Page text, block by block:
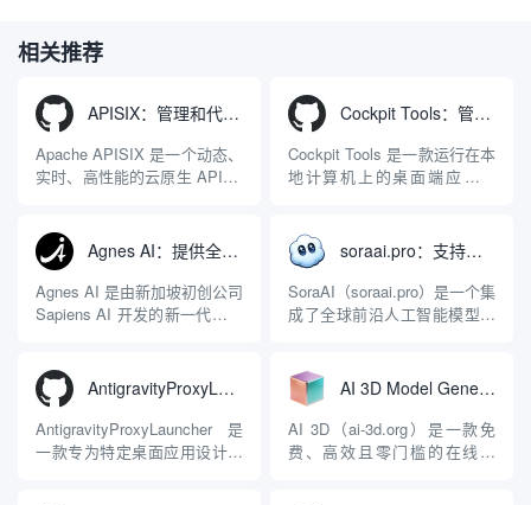
相关推荐
APISIX：管理和代理API及大模型流量的高性能网关
Apache APISIX 是一个动态、
实时、高性能的云原生 API 网
LuaJIT 构建，并在 2019 年作
为顶级开源项目捐赠给
Apache 软件基金会。APISIX
彻底摒...
Cockpit Tools：管理多个AI编程IDE账号与配置多开独立实例的本地桌面应用
Cockpit Tools 是一款运行在本
地计算机上的桌面端应用程
程助手的账号与运行环境而设
计。它目前支持包括
Antigravity IDE、Codex、
GitHub Copilo...
Agnes AI：提供全模态模型免费API、支持图文视频生成与复杂工程执行的智能体平台
Agnes AI 是由新加坡初创公司
Sapiens AI 开发的新一代多模
限制，提供集文本、图像、视
频生成于一体的“全模态”大模
型能力。平台的核心产品矩阵
包括主打自动化工作流的
soraai.pro：支持多模型文字转视频和图像生成的在线创作工具
SoraAI（soraai.pro）是一个集
成了全球前沿人工智能模型的
者、营销人员及广大用户提供
一站式、开箱即用的视觉内容
生成解决方案。网站的核心优
势在于其强大的多模型聚合能
AntigravityProxyLauncher：免TUN全局代理使用Antigravity IDE
AntigravityProxyLauncher 是
一款专为特定桌面应用设计的
AI 3D Model Generator：通过文本和图像快速生成3D模型的在线工具
AI 3D（ai-3d.org）是一款免
费、高效且零门槛的在线AI